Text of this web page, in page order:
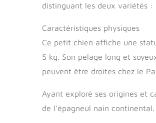
distinguant les deux variétés :
Caractéristiques physiques
Ce petit chien affiche une
5 kg. Son pelage long et
peuvent être droites chez le
Ayant exploré ses origines et
de l’épagneul nain continental.